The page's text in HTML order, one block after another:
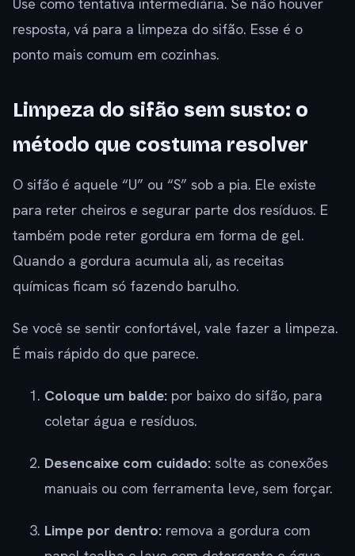
resposta, vá para a limpeza do sifão. Esse é o
ponto mais comum em cozinhas.
Limpeza do sifão sem susto: o
método que costuma resolver
O sifão é aquele “U” ou “S” sob a pia. Ele existe
para reter cheiros e segurar parte dos resíduos. E
também pode reter gordura em forma de gel.
Quando a gordura acumula ali, as receitas
químicas ficam só fazendo barulho.
Se você se sentir confortável, vale fazer a limpeza.
É mais rápido do que parece.
Coloque um balde: por baixo do sifão, para
coletar água e resíduos.
Desencaixe com cuidado: solte as conexões
manuais ou com ferramenta leve, sem forçar.
Limpe por dentro: remova a gordura com